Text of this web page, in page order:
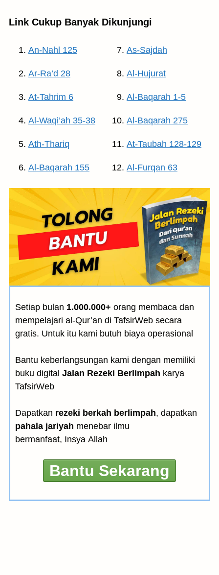
Link Cukup Banyak Dikunjungi
An-Nahl 125
Ar-Ra’d 28
At-Tahrim 6
Al-Waqi’ah 35-38
Ath-Thariq
Al-Baqarah 155
As-Sajdah
Al-Hujurat
Al-Baqarah 1-5
Al-Baqarah 275
At-Taubah 128-129
Al-Furqan 63
Setiap bulan 1.000.000+ orang membaca dan
mempelajari al-Qur’an di TafsirWeb secara
gratis. Untuk itu kami butuh biaya operasional
Bantu keberlangsungan kami dengan memiliki
buku digital Jalan Rezeki Berlimpah karya
TafsirWeb
Dapatkan rezeki berkah berlimpah, dapatkan
pahala jariyah menebar ilmu
bermanfaat, Insya Allah
Bantu Sekarang